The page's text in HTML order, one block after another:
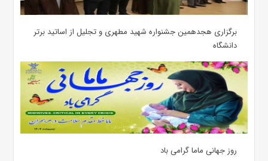
برگزاری هجدهمین جشنواره شهید مطهری و تجلیل از اساتید برتر
دانشگاه
روز جهانی ماما گرامی باد